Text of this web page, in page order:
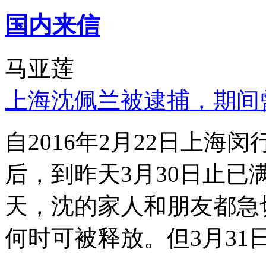
国内来信
马亚莲
上海沈佩兰被逮捕，期
自2016年2月22日上海
后，到昨天3月30日止已
天，沈的家人和朋友都
何时可被释放。但3月31